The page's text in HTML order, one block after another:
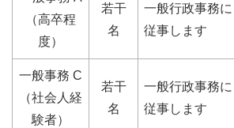
（高卒程
度）
若干
名
一般行政事務に
従事します
一般事務 C
（社会人経
験者）
若干
名
一般行政事務に
従事します